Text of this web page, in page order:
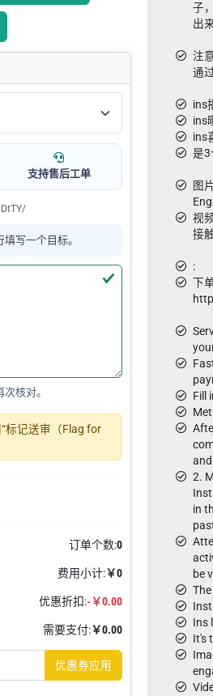
支持售后工单
写一个目标。
核对。
标记送审（Flag for
订单个数:0
费用小计:￥0
优惠折扣:-￥0.00
需要支付:￥0.00
优惠券应用
子
出
注
通
ins
ins
ins
是3
图
视
接
:
下
Fill
2.
in
be
Ins
It's